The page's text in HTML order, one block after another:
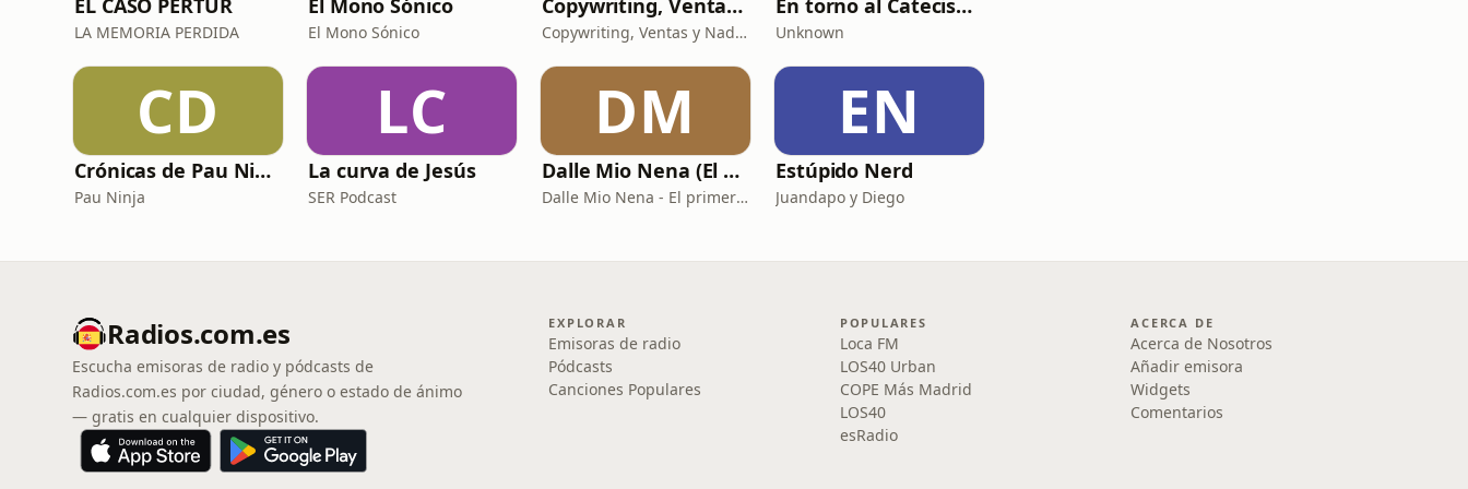
EL CASO PERTUR
LA MEMORIA PERDIDA
El Mono Sónico
El Mono Sónico
Copywriting, Ventas y Nada que perder
Copywriting, Ventas y Nada que Perder
En torno al Catecismo
Unknown
CD
Crónicas de Pau Ninja
Pau Ninja
LC
La curva de Jesús
SER Podcast
DM
Dalle Mio Nena (El primer podcast rural de España)
Dalle Mio Nena - El primer podcast rural de España
EN
Estúpido Nerd
Juandapo y Diego
Radios.com.es
Escucha emisoras de radio y pódcasts de
Radios.com.es por ciudad, género o estado de ánimo
— gratis en cualquier dispositivo.
EXPLORAR
Emisoras de radio
Pódcasts
Canciones Populares
POPULARES
Loca FM
LOS40 Urban
COPE Más Madrid
LOS40
esRadio
ACERCA DE
Acerca de Nosotros
Añadir emisora
Widgets
Comentarios